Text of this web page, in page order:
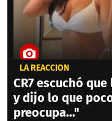
LA REACCIÓN
CR7 escuchó
y dijo lo que
preocupa..."